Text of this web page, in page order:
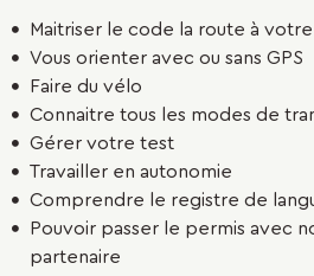
Maitriser le code la route à
Vous orienter avec ou sans GPS
Faire du vélo
Connaitre tous les modes de
Gérer votre test
Travailler en autonomie
Comprendre le registre de
Pouvoir passer le permis avec
partenaire